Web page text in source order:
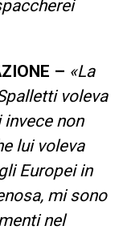
– «La
voleva
non
lui voleva
Europei in
mi sono
nel